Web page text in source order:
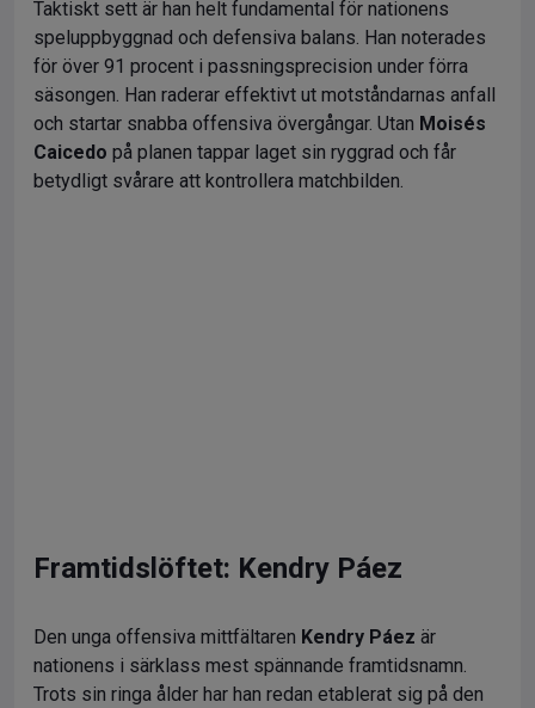
Taktiskt sett är han helt fundamental för nationens
speluppbyggnad och defensiva balans. Han noterades
för över 91 procent i passningsprecision under förra
säsongen. Han raderar effektivt ut motståndarnas anfall
och startar snabba offensiva övergångar. Utan Moisés
Caicedo på planen tappar laget sin ryggrad och får
betydligt svårare att kontrollera matchbilden.
Framtidslöftet: Kendry Páez
Den unga offensiva mittfältaren Kendry Páez är
nationens i särklass mest spännande framtidsnamn.
Trots sin ringa ålder har han redan etablerat sig på den